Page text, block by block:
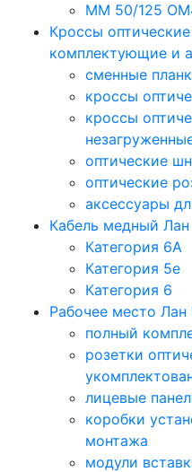
MM 50/125
Кроссы
комплектующие и
сменные
кроссы
кроссы
оптические
оптические
аксессуары
Кабель медный
Категория 6A
Категория 5e
Категория 6
Рабочее место
полный
розетки
лицевые
коробки
монтажа
модули